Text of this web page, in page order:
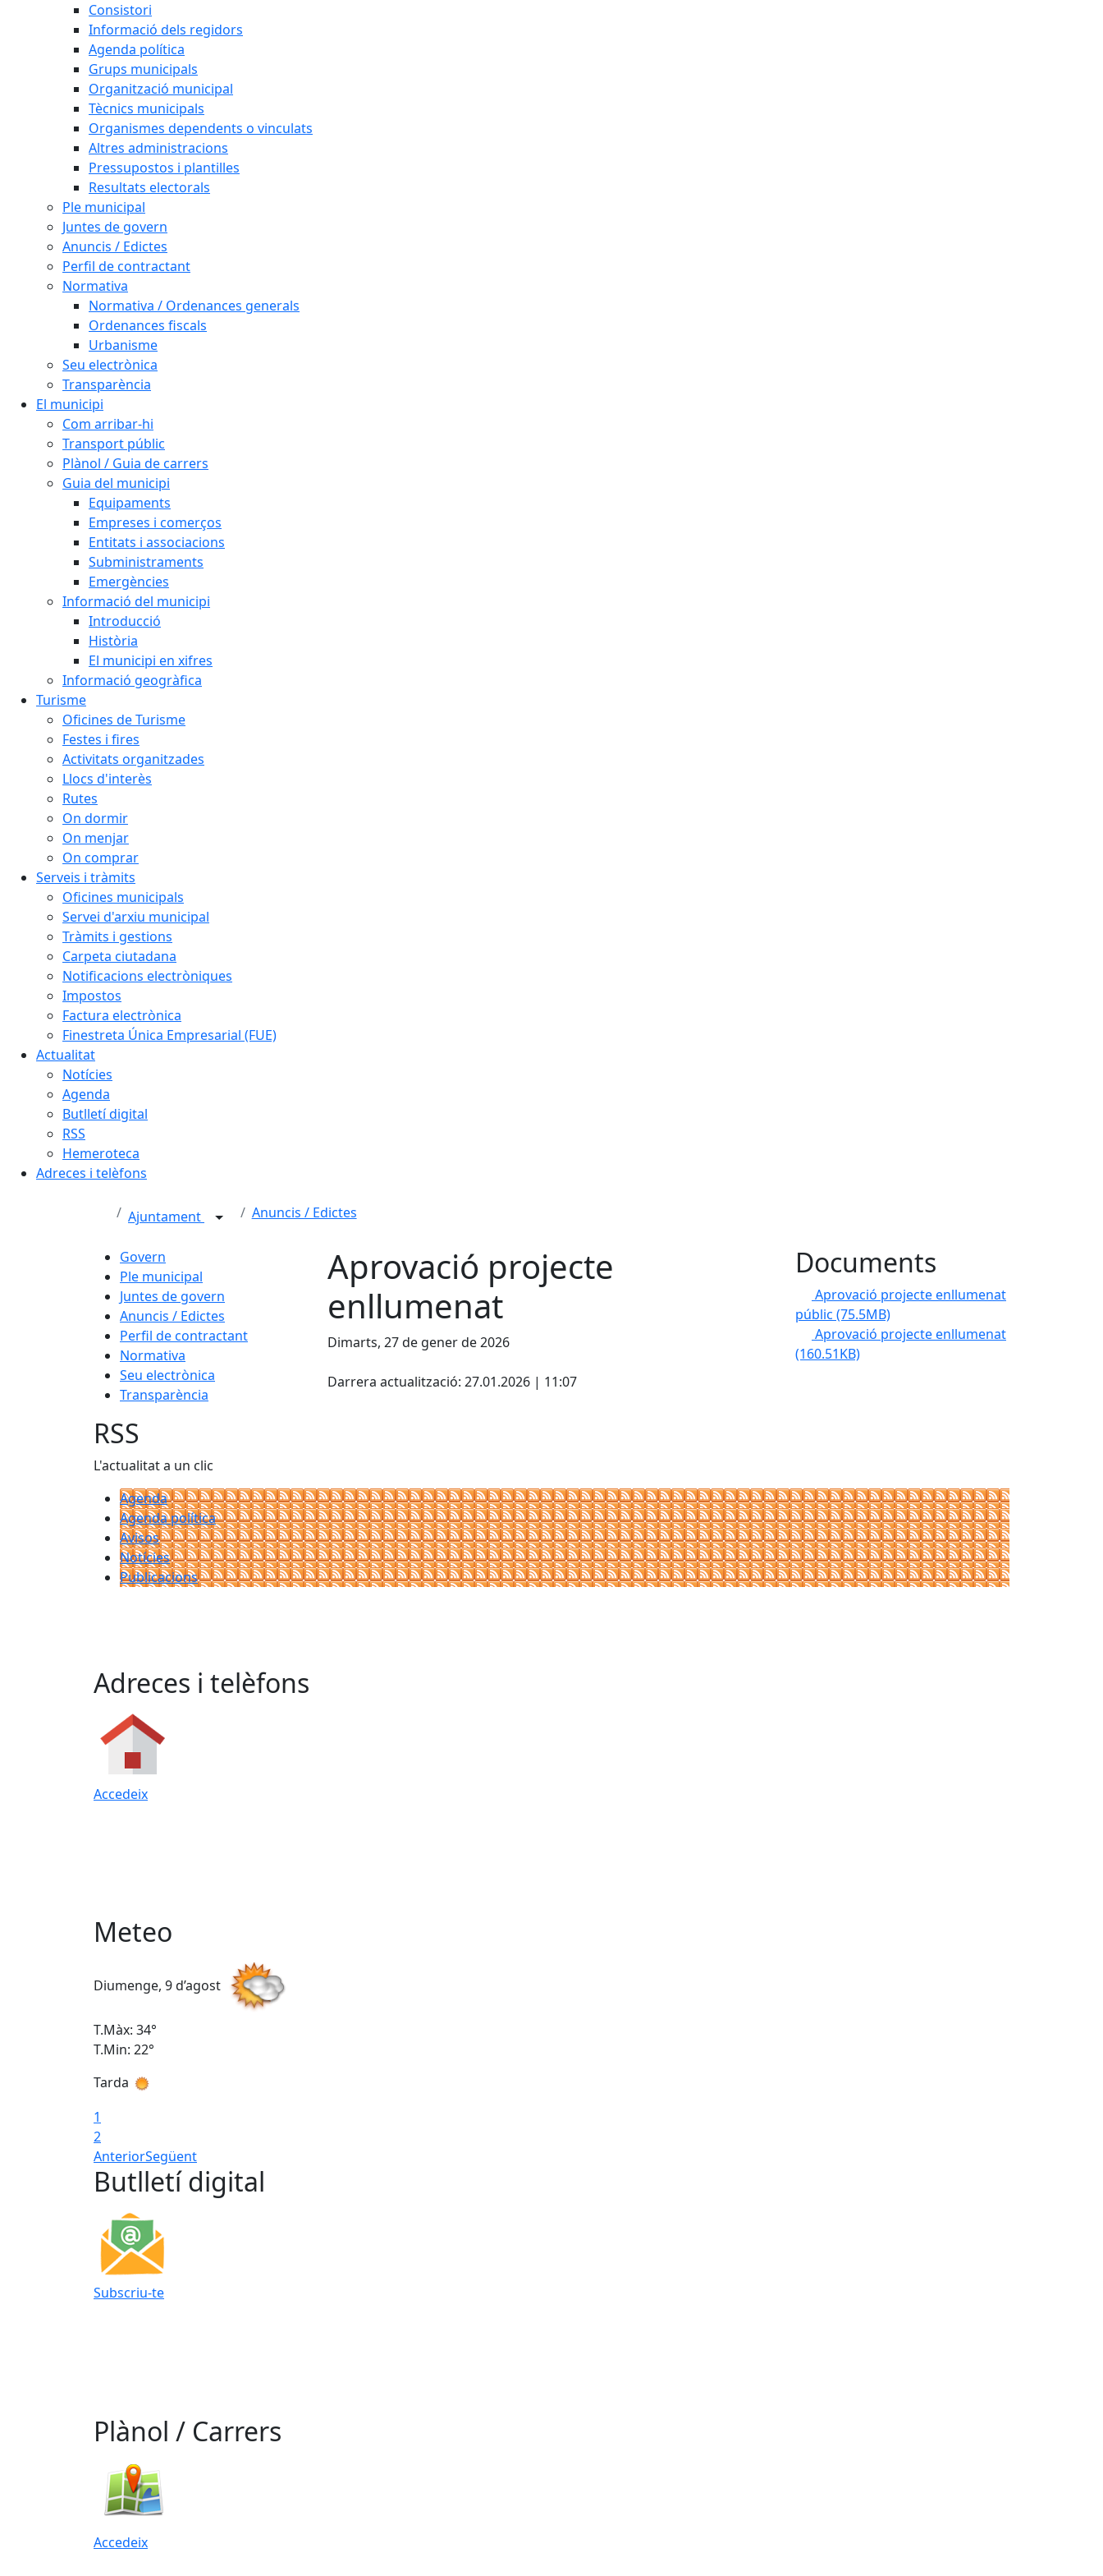
Consistori
Informació dels regidors
Agenda política
Grups municipals
Organització municipal
Tècnics municipals
Organismes dependents o vinculats
Altres administracions
Pressupostos i plantilles
Resultats electorals
Ple municipal
Juntes de govern
Anuncis / Edictes
Perfil de contractant
Normativa
Normativa / Ordenances generals
Ordenances fiscals
Urbanisme
Seu electrònica
Transparència
El municipi
Com arribar-hi
Transport públic
Plànol / Guia de carrers
Guia del municipi
Equipaments
Empreses i comerços
Entitats i associacions
Subministraments
Emergències
Informació del municipi
Introducció
Història
El municipi en xifres
Informació geogràfica
Turisme
Oficines de Turisme
Festes i fires
Activitats organitzades
Llocs d'interès
Rutes
On dormir
On menjar
On comprar
Serveis i tràmits
Oficines municipals
Servei d'arxiu municipal
Tràmits i gestions
Carpeta ciutadana
Notificacions electròniques
Impostos
Factura electrònica
Finestreta Única Empresarial (FUE)
Actualitat
Notícies
Agenda
Butlletí digital
RSS
Hemeroteca
Adreces i telèfons
Ajuntament Anuncis / Edictes
Govern
Ple municipal
Juntes de govern
Anuncis / Edictes
Perfil de contractant
Normativa
Seu electrònica
Transparència
Aprovació projecte
enllumenat
Dimarts, 27 de gener de 2026
Darrera actualització: 27.01.2026 | 11:07
Documents
Aprovació projecte enllumenat
públic (75.5MB)
Aprovació projecte enllumenat
(160.51KB)
RSS
L'actualitat a un clic
Agenda
Agenda política
Avisos
Notícies
Publicacions
Adreces i telèfons
Accedeix
Meteo
Diumenge, 9 d’agost
T.Màx: 34°
T.Min: 22°
Tarda
1
2
AnteriorSegüent
Butlletí digital
Subscriu-te
Plànol / Carrers
Accedeix